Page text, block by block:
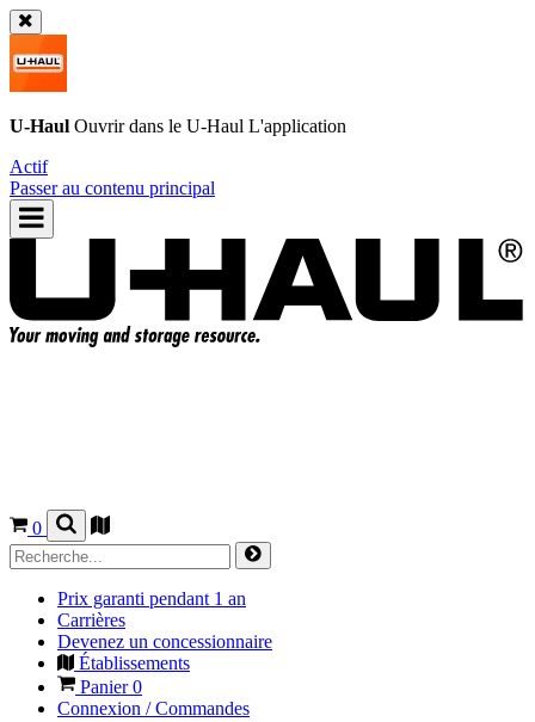
U-Haul Ouvrir dans le U-Haul L'application
Actif
Passer au contenu principal
0
Prix garanti pendant 1 an
Carrières
Devenez un concessionnaire
Établissements
Panier0
Connexion / Commandes